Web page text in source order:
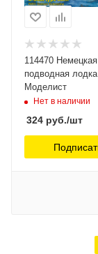
114470 Немецкая
подводная лодка
Моделист
Нет в наличии
324 руб./шт